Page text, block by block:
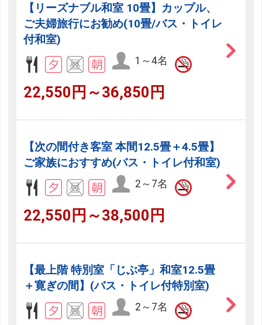
【リーズナブル和室 10畳】カップル、
ご夫婦旅行にお勧め(10畳/バス・トイレ
付和室)
1～4名
22,550円～36,850円
【次の間付き客室 本間12.5畳＋4.5畳】
ご家族におすすめ(バス・トイレ付和室)
2～7名
22,550円～38,500円
【最上階 特別室「じぶ亭」和室12.5畳
＋寛ぎの間】(バス・トイレ付特別室)
2～7名